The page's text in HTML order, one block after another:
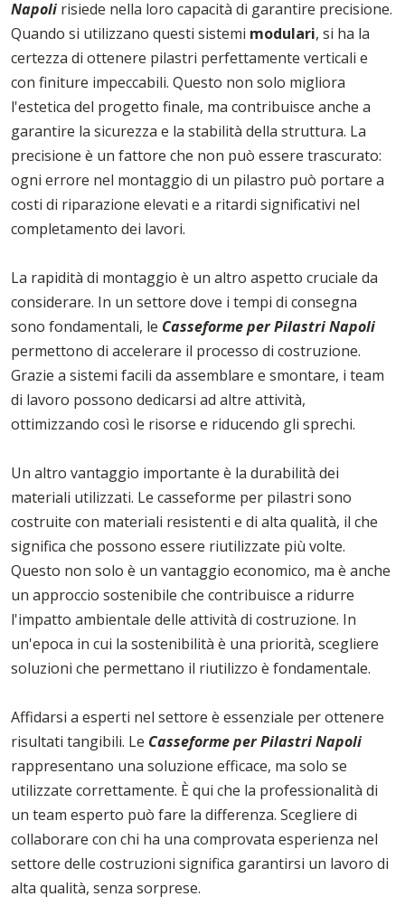
Napoli risiede nella loro capacità di garantire precisione.
Quando si utilizzano questi sistemi modulari, si ha la
certezza di ottenere pilastri perfettamente verticali e
con finiture impeccabili. Questo non solo migliora
l'estetica del progetto finale, ma contribuisce anche a
garantire la sicurezza e la stabilità della struttura. La
precisione è un fattore che non può essere trascurato:
ogni errore nel montaggio di un pilastro può portare a
costi di riparazione elevati e a ritardi significativi nel
completamento dei lavori.
La rapidità di montaggio è un altro aspetto cruciale da
considerare. In un settore dove i tempi di consegna
sono fondamentali, le Casseforme per Pilastri Napoli
permettono di accelerare il processo di costruzione.
Grazie a sistemi facili da assemblare e smontare, i team
di lavoro possono dedicarsi ad altre attività,
ottimizzando così le risorse e riducendo gli sprechi.
Un altro vantaggio importante è la durabilità dei
materiali utilizzati. Le casseforme per pilastri sono
costruite con materiali resistenti e di alta qualità, il che
significa che possono essere riutilizzate più volte.
Questo non solo è un vantaggio economico, ma è anche
un approccio sostenibile che contribuisce a ridurre
l'impatto ambientale delle attività di costruzione. In
un'epoca in cui la sostenibilità è una priorità, scegliere
soluzioni che permettano il riutilizzo è fondamentale.
Affidarsi a esperti nel settore è essenziale per ottenere
risultati tangibili. Le Casseforme per Pilastri Napoli
rappresentano una soluzione efficace, ma solo se
utilizzate correttamente. È qui che la professionalità di
un team esperto può fare la differenza. Scegliere di
collaborare con chi ha una comprovata esperienza nel
settore delle costruzioni significa garantirsi un lavoro di
alta qualità, senza sorprese.